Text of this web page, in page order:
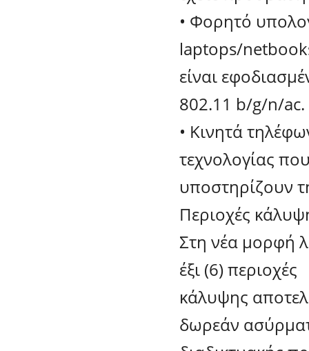
• Φορητό
laptops/
είναι
802.11 b/g/n/ac.
• Κινητά
τεχνολογίας
υποστηρίζουν
Περιοχές
Στη νέα μορφή
έξι (6) περιοχές
κάλυψης
δωρεάν